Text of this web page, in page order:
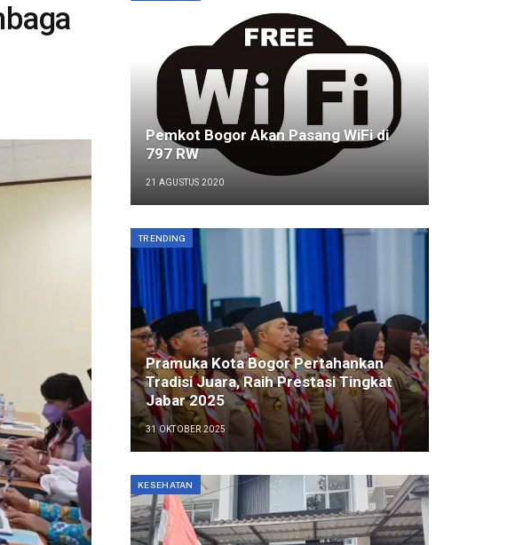
Pemkot Bogor Akan Pasang WiFi di
797 RW
21 AGUSTUS 2020
TRENDING
Pramuka Kota Bogor Pertahankan
Tradisi Juara, Raih Prestasi Tingkat
Jabar 2025
31 OKTOBER 2025
KESEHATAN